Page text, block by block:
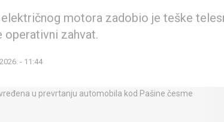
motora zadobio je teške
operativni zahvat.
- 11:44